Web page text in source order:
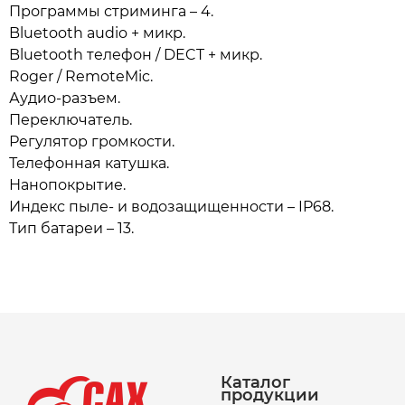
Программы стриминга – 4.
Bluetooth audio + микр.
Bluetooth телефон / DECT + микр.
Roger / RemoteMic.
Аудио-разъем.
Переключатель.
Регулятор громкости.
Телефонная катушка.
Нанопокрытие.
Индекс пыле- и водозащищенности – IP68.
Тип батареи – 13.
Каталог
продукции